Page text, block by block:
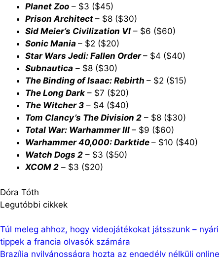
Planet Zoo – $3 ($45)
Prison Architect – $8 ($30)
Sid Meier’s Civilization VI – $6 ($60)
Sonic Mania – $2 ($20)
Star Wars Jedi: Fallen Order – $4 ($40)
Subnautica – $8 ($30)
The Binding of Isaac: Rebirth – $2 ($15)
The Long Dark – $7 ($20)
The Witcher 3 – $4 ($40)
Tom Clancy’s The Division 2 – $8 ($30)
Total War: Warhammer III – $9 ($60)
Warhammer 40,000: Darktide – $10 ($40)
Watch Dogs 2 – $3 ($50)
XCOM 2 – $3 ($20)
Dóra Tóth
Legutóbbi cikkek
Túl meleg ahhoz, hogy videojátékokat játsszunk – nyári
tippek a francia olvasók számára
Brazília nyilvánosságra hozta az engedély nélküli online